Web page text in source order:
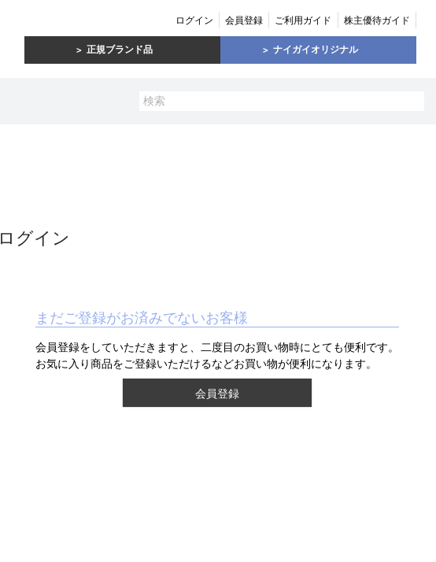
ログイン 会員登録 ご利用ガイド 株主優待ガイド
正規ブランド品 ナイガイオリジナル
ログイン
まだご登録がお済みでないお客様
会員登録をしていただきますと、二度目のお買い物時にとても便利です。
お気に入り商品をご登録いただけるなどお買い物が便利になります。
会員登録